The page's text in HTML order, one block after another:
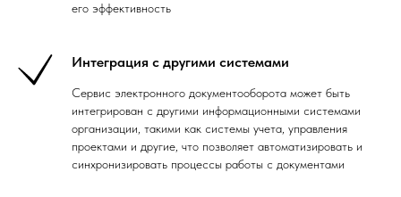
его эффективность
Интеграция с другими системами
Сервис электронного документооборота может быть
интегрирован с другими информационными системами
организации, такими как системы учета, управления
проектами и другие, что позволяет автоматизировать и
синхронизировать процессы работы с документами